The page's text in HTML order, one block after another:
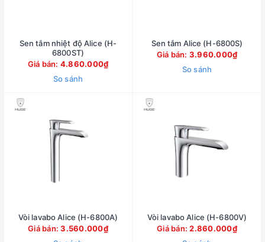
Sen tắm nhiệt độ Alice (H-
6800ST)
Giá bán: 4.860.000₫
So sánh
Sen tắm Alice (H-6800S)
Giá bán: 3.960.000₫
So sánh
Vòi lavabo Alice (H-6800A)
Giá bán:3.560.000₫
Vòi lavabo Alice (H-6800V)
Giá bán:2.860.000₫